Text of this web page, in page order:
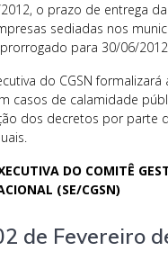
o prazo de entrega da
sediadas nos
para 30/06/
do CGSN formalizará
casos de calamidade
dos decretos por parte
DO COMITÊ
(SE/CGSN)
de Fevereiro